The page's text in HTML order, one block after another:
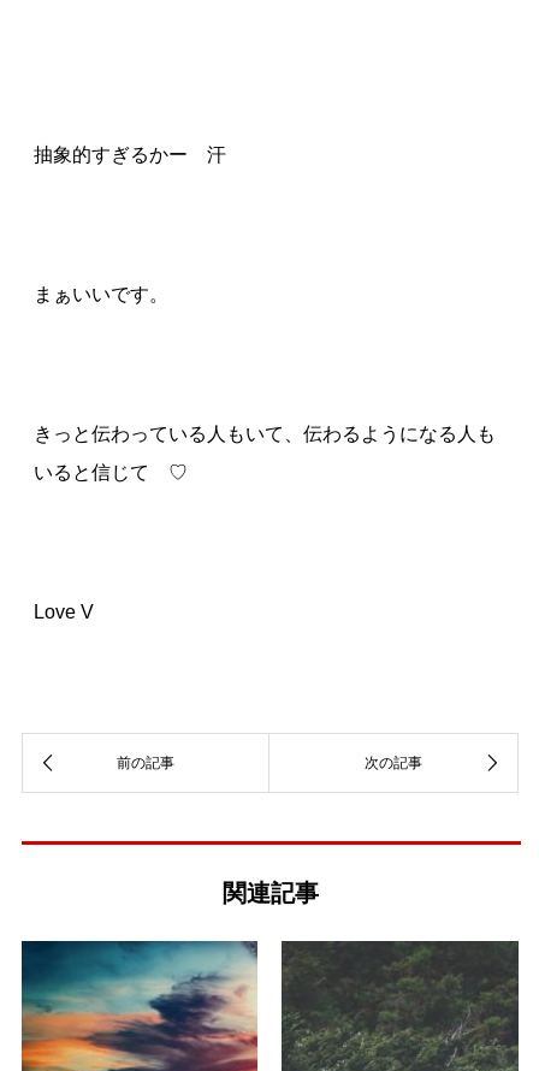
抽象的すぎるかー 汗
まぁいいです。
きっと伝わっている人もいて、伝わるようになる人も
いると信じて ♡
Love V
関連記事